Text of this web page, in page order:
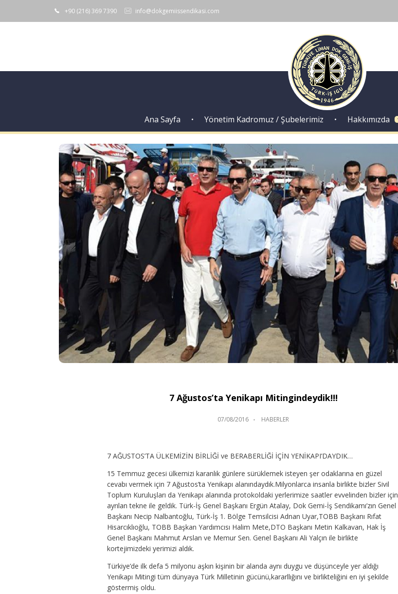
+90 (216) 369 7390 info@dokgemiissendikasi.com
Ana Sayfa Yönetim Kadromuz / Şubelerimiz Hakkımızda
7 Ağustos’ta Yenikapı Mitingindeydik!!!
07/08/2016 HABERLER
7 AĞUSTOS’TA ÜLKEMİZİN BİRLİĞİ ve BERABERLİĞİ İÇİN YENİKAPI’DAYDIK…
15 Temmuz gecesi ülkemizi karanlık günlere sürüklemek isteyen şer odaklarına en güzel
cevabı vermek için 7 Ağustos’ta Yenikapı alanındaydık.Milyonlarca insanla birlikte bizler Sivil
Toplum Kuruluşları da Yenikapı alanında protokoldaki yerlerimize saatler evvelinden bizler için
ayrılan tekne ile geldik. Türk-İş Genel Başkanı Ergün Atalay, Dok Gemi-İş Sendikamı’zın Genel
Başkanı Necip Nalbantoğlu, Türk-İş 1. Bölge Temsilcisi Adnan Uyar,TOBB Başkanı Rıfat
Hisarcıklıoğlu, TOBB Başkan Yardımcısı Halim Mete,DTO Başkanı Metin Kalkavan, Hak İş
Genel Başkanı Mahmut Arslan ve Memur Sen. Genel Başkanı Ali Yalçın ile birlikte
kortejimizdeki yerimizi aldık.
Türkiye’de ilk defa 5 milyonu aşkın kişinin bir alanda aynı duygu ve düşünceyle yer aldığı
Yenikapı Mitingi tüm dünyaya Türk Milletinin gücünü,kararllığını ve birlikteliğini en iyi şekilde
göstermiş oldu.